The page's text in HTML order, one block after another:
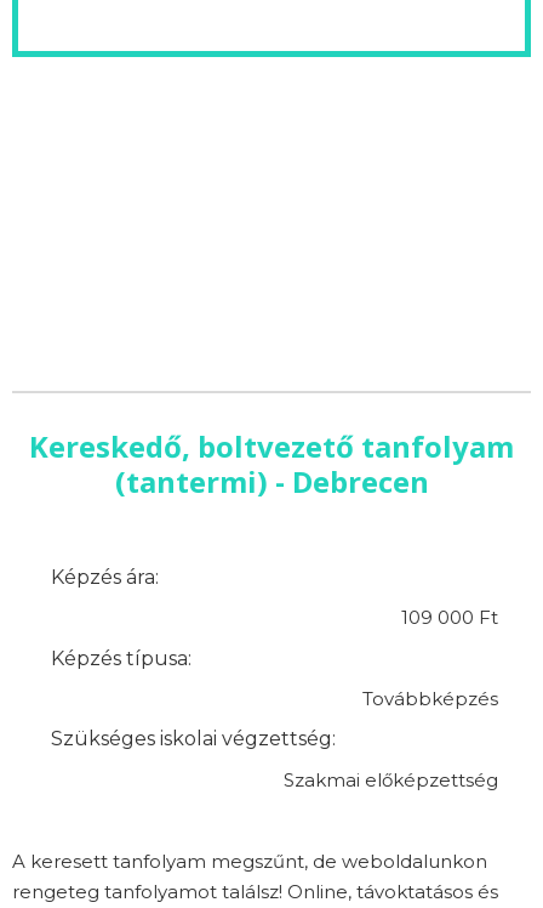
Kereskedő, boltvezető tanfolyam
(tantermi) - Debrecen
Képzés ára:
109 000 Ft
Képzés típusa:
Továbbképzés
Szükséges iskolai végzettség:
Szakmai előképzettség
A keresett tanfolyam megszűnt, de weboldalunkon
rengeteg tanfolyamot találsz! Online, távoktatásos és